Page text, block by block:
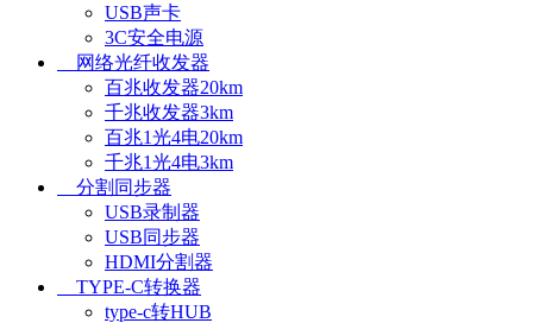
USB声卡
3C安全电源
网络光纤收发器
百兆收发器20km
千兆收发器3km
百兆1光4电20km
千兆1光4电3km
分割同步器
USB录制器
USB同步器
HDMI分割器
TYPE-C转换器
type-c转HUB